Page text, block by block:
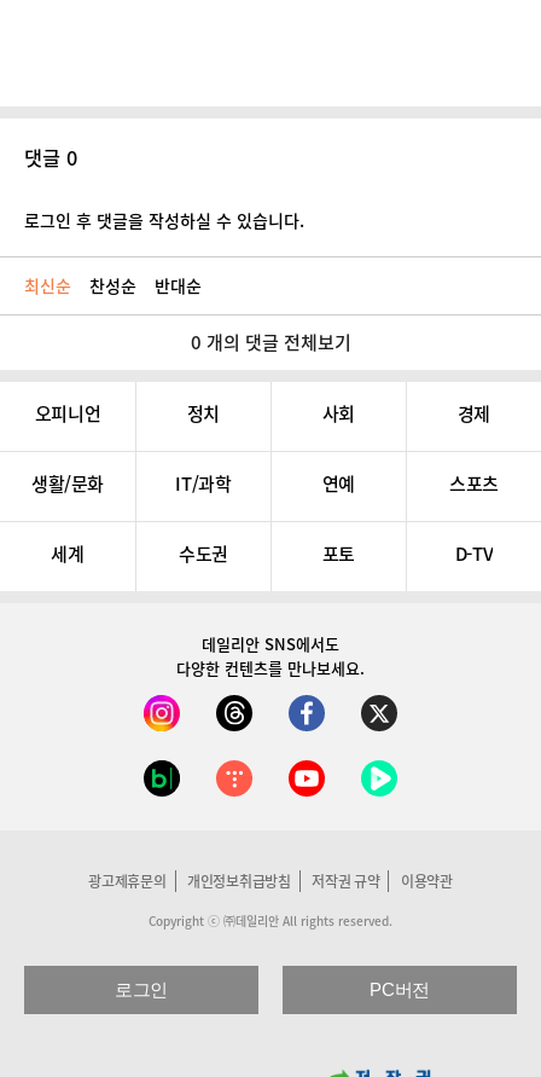
댓글 0
로그인 후 댓글을 작성하실 수 있습니다.
최신순 찬성순 반대순
0 개의 댓글 전체보기
오피니언 정치 사회 경제
생활/문화 IT/과학 연예 스포츠
세계 수도권 포토 D-TV
데일리안 SNS에서도
다양한 컨텐츠를 만나보세요.
광고제휴문의 개인정보취급방침 저작권 규약 이용약관
Copyright ⓒ ㈜데일리안 All rights reserved.
로그인 PC버전